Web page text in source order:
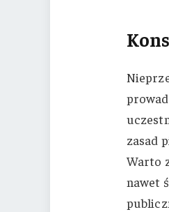
zasad
Warto
nawet